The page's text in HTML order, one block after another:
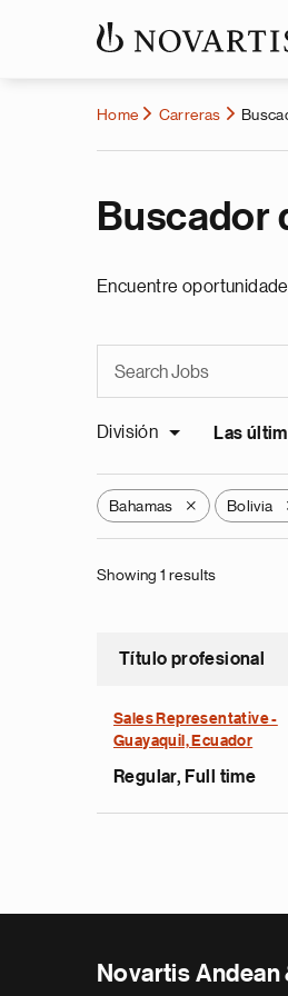
Home Carreras
Buscador
Encuentre
División Las
Bahamas X Bolivia
Showing 1 results
Título profesional
Sales Representative -
Guayaquil, Ecuador
Regular, Full time
Novartis Andean